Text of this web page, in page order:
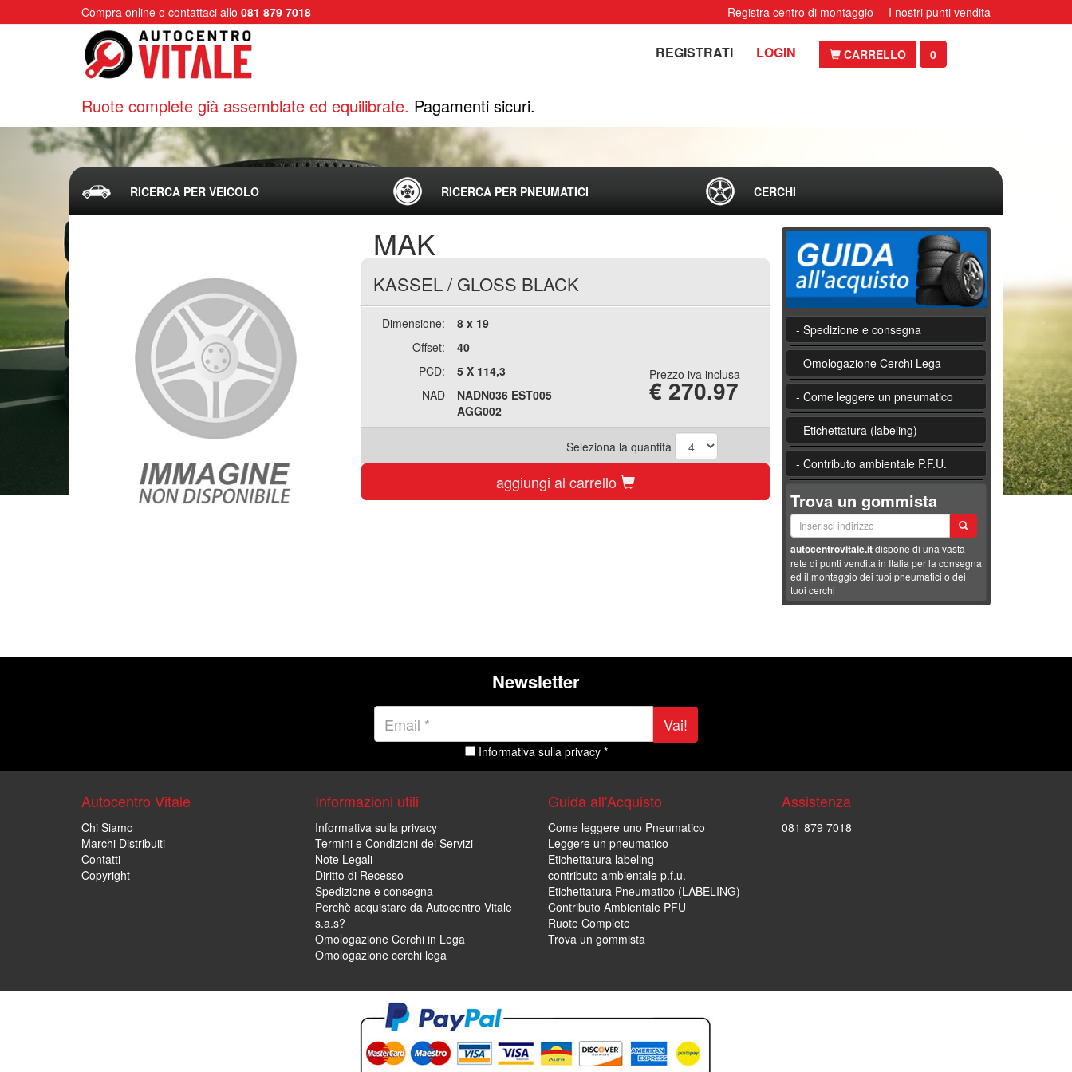
Compra online o contattaci allo 081 879 7018 Registra centro di montaggio I nostri punti vendita
REGISTRATI LOGIN CARRELLO 0
Ruote complete già assemblate ed equilibrate. Pagamenti sicuri.
RICERCA PER VEICOLO RICERCA PER PNEUMATICI CERCHI
MAK
KASSEL/ GLOSS BLACK
Dimensione:
8 x 19
Offset:
40
PCD:
5 X 114,3
NAD
NADN036 EST005
AGG002
Prezzo iva inclusa
€ 270.97
Seleziona la quantità
aggiungi al carrello
- Spedizione e consegna
- Omologazione Cerchi Lega
- Come leggere un pneumatico
- Etichettatura (labeling)
- Contributo ambientale P.F.U.
Trova un gommista
autocentrovitale.itdispone di una vasta
rete di punti vendita in Italia per la consegna
ed il montaggio dei tuoi pneumatici o dei
tuoi cerchi
Newsletter
Vai!
Informativa sulla privacy *
Autocentro Vitale
Chi Siamo
Marchi Distribuiti
Contatti
Copyright
Informazioni utili
Informativa sulla privacy
Termini e Condizioni dei Servizi
Note Legali
Diritto di Recesso
Spedizione e consegna
Perchè acquistare da Autocentro Vitale
s.a.s?
Omologazione Cerchi in Lega
Omologazione cerchi lega
Guida all'Acquisto
Come leggere uno Pneumatico
Leggere un pneumatico
Etichettatura labeling
contributo ambientale p.f.u.
Etichettatura Pneumatico (LABELING)
Contributo Ambientale PFU
Ruote Complete
Trova un gommista
Assistenza
081 879 7018